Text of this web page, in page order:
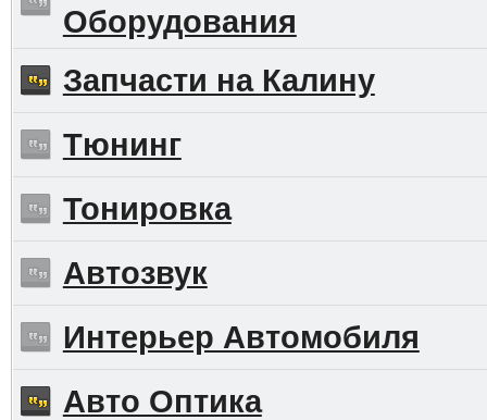
Оборудования
Запчасти на Калину
Тюнинг
Тонировка
Автозвук
Интерьер Автомобиля
Авто Оптика